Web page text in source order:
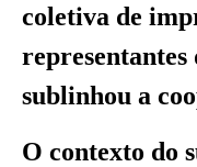
coletiva de
representantes
sublinhou a
O contexto do